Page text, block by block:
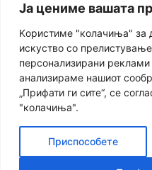
Ја цениме вашата
Kористиме "колачиња" за
искуство со
персонализирани
анализираме нашиот
„Прифати ги сите“, се
"колачиња".
Приспособете
Правила и
Политика
Правила за
лојалност и